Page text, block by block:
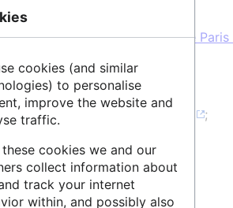
supérieure des Mines de Paris
supérieure - PSL
des Hautes Études - PSL
;
- PSL
;
de Paris - PSL
;
cookies (and similar
to personalise
improve the website and
traffic.
cookies we and our
collect information about
track your internet
within, and possibly also